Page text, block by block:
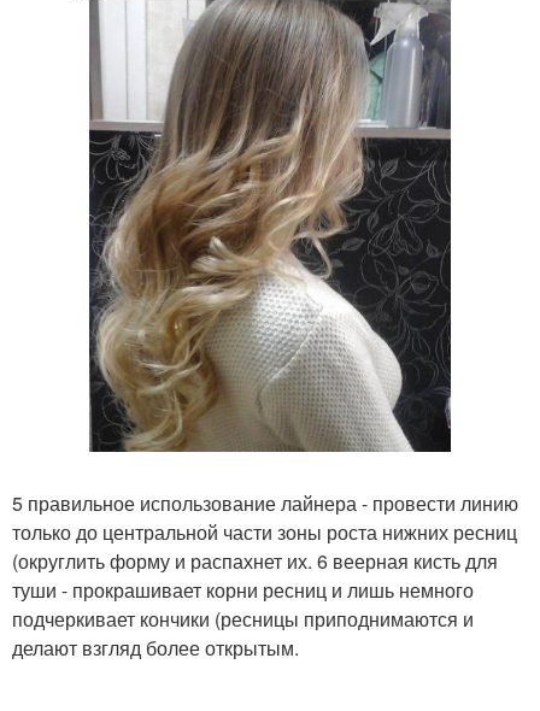
5 правильное использование лайнера - провести линию
только до центральной части зоны роста нижних ресниц
(округлить форму и распахнет их. 6 веерная кисть для
туши - прокрашивает корни ресниц и лишь немного
подчеркивает кончики (ресницы приподнимаются и
делают взгляд более открытым.